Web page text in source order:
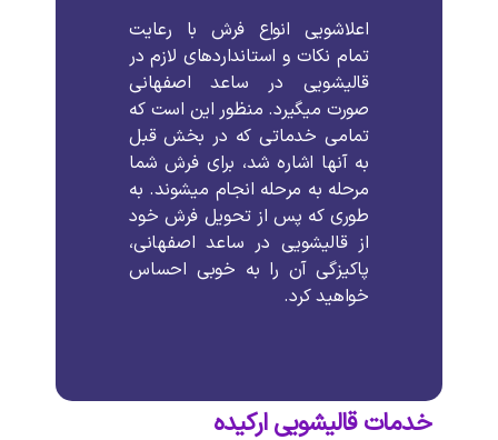
اعلاشویی انواع فرش با
رعایت
تمام نکات و استانداردهای لازم در
قالیشویی
در
ساعد اصفهانی
صورت میگیرد. منظور این است که
تمامی خدماتی که در بخش قبل
به آنها اشاره شد، برای فرش شما
مرحله به مرحله انجام میشوند. به
طوری که پس از تحویل فرش خود
از قالیشویی در ساعد اصفهانی،
پاکیزگی آن را به خوبی احساس
خواهیدکرد.
خدمات قالیشویی ارکیده